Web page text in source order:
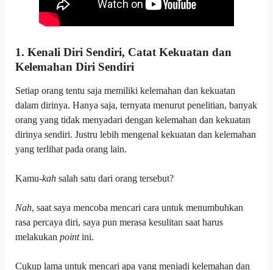
1. Kenali Diri Sendiri, Catat Kekuatan dan
Kelemahan Diri Sendiri
Setiap orang tentu saja memiliki kelemahan dan kekuatan
dalam dirinya. Hanya saja, ternyata menurut penelitian, banyak
orang yang tidak menyadari dengan kelemahan dan kekuatan
dirinya sendiri. Justru lebih mengenal kekuatan dan kelemahan
yang terlihat pada orang lain.
Kamu-kahsalah satu dari orang tersebut?
Nah, saat saya mencoba mencari cara untuk menumbuhkan
rasa percaya diri, saya pun merasa kesulitan saat harus
melakukan pointini.
Cukup lama untuk mencari apa yang menjadi kelemahan dan